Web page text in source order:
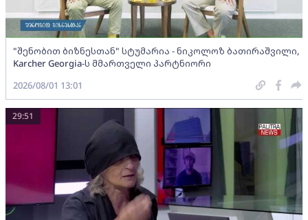
"შენობით ბიზნესთან" სტუმარია - ნიკოლოზ ბათირაშვილი,
Karcher Georgia-ს მმართველი პარტნიორი
2026/08/01 13:01
29:51